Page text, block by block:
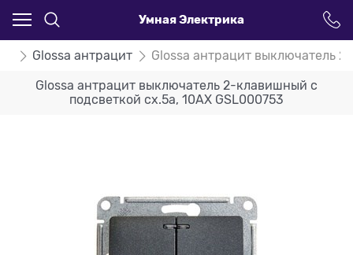
Умная Электрика
Glossa антрацит Glossa антрацит выключатель
Glossa антрацит выключатель 2-клавишный с
подсветкой сх.5а, 10АХ GSL000753